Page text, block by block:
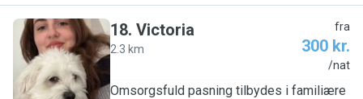
V
18. Victoria
2.3 km
fra
300 kr.
/nat
Omsorgsfuld pasning tilbydes i familiære